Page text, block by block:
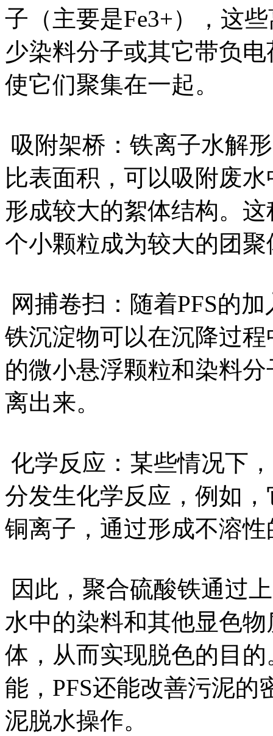
子（主要是Fe3+），这
少染料分子或其它带负
使它们聚集在一起。
吸附架桥：铁离子水解
比表面积，可以吸附废
形成较大的絮体结构。
个小颗粒成为较大的团
网捕卷扫：随着PFS的
铁沉淀物可以在沉降过
的微小悬浮颗粒和染料
离出来。
化学反应：某些情况下
分发生化学反应，例如
铜离子，通过形成不溶
因此，聚合硫酸铁通过
水中的染料和其他显色
体，从而实现脱色的目
能，PFS还能改善污泥
泥脱水操作。